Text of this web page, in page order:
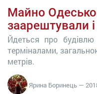
Майно
заарештували
Йдеться про
терміналами,
метрів.
Ярина Боринець —